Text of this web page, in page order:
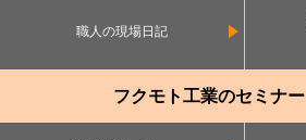
職人の現場日記
フクモト工業のセミナ